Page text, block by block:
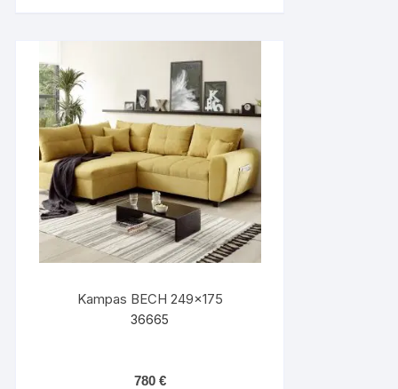
Kampas BECH 249×175
36665
780 €